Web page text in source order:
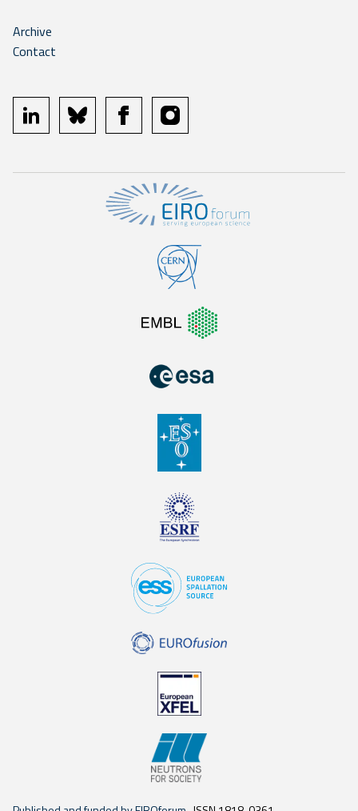
Archive
Contact
linkedin bluesky facebookinstagram